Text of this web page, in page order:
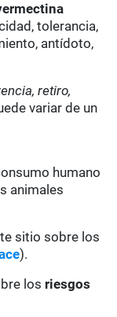
tolerancia,
antídoto,
retiro,
variar de un
humano
animales
sitio sobre los
).
los riesgos